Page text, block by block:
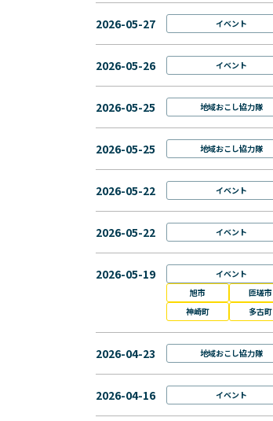
2026-05-27 イベント
2026-05-26 イベント
2026-05-25 地域おこし協力隊
2026-05-25 地域おこし協力隊
2026-05-22 イベント
2026-05-22 イベント
2026-05-19 イベント
旭市
匝瑳市
神崎町
多古町
2026-04-23 地域おこし協力隊
2026-04-16 イベント